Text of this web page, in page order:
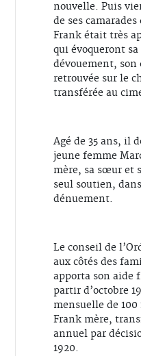
nouvelle. Puis
de ses
Frank était très
qui évoqueront
dévouement, son
retrouvée sur le
transférée au
Agé de 35 ans, il
jeune femme
mère, sa sœur et
seul soutien,
dénuement.
Le conseil de
aux côtés des
apporta son aide
partir d’octobre
mensuelle de
Frank mère,
annuel par
1920.